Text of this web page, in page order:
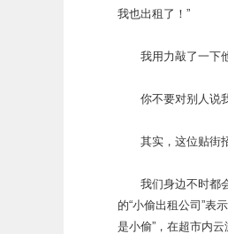
我也出租了！”
我用力敲了一下他
你不要对别人说我
其实，这位贴街招
我们身边不时都会
的“小偷出租公司”
是小偷”，在超市内